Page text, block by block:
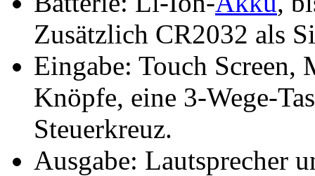
Zusätzlich CR2032 als
Eingabe: Touch
Knöpfe, eine 3-Wege-
Steuerkreuz.
Ausgabe: Lautsprecher